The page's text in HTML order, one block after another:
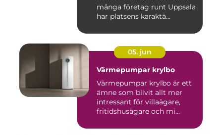
många företag runt Uppsala
har platsens karaktä...
05. jun
Värmepumpar krylbo
Värmepumpar krylbo är ett
ämne som blivit allt mer
intressant för villaägare,
fritidshusägare och mi...